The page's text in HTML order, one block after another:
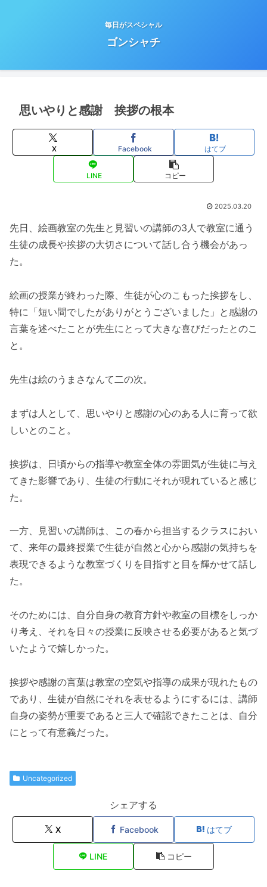
毎日がスペシャル
ゴンシャチ
思いやりと感謝 挨拶の根本
X Facebook はてブ
LINE コピー
2025.03.20
先日、絵画教室の先生と見習いの講師の3人で教室に通う
生徒の成長や挨拶の大切さについて話し合う機会があっ
た。
絵画の授業が終わった際、生徒が心のこもった挨拶をし、
特に「短い間でしたがありがとうございました」と感謝の
言葉を述べたことが先生にとって大きな喜びだったとのこ
と。
先生は絵のうまさなんて二の次。
まずは人として、思いやりと感謝の心のある人に育って欲
しいとのこと。
挨拶は、日頃からの指導や教室全体の雰囲気が生徒に与え
てきた影響であり、生徒の行動にそれが現れていると感じ
た。
一方、見習いの講師は、この春から担当するクラスにおい
て、来年の最終授業で生徒が自然と心から感謝の気持ちを
表現できるような教室づくりを目指すと目を輝かせて話し
た。
そのためには、自分自身の教育方針や教室の目標をしっか
り考え、それを日々の授業に反映させる必要があると気づ
いたようで嬉しかった。
挨拶や感謝の言葉は教室の空気や指導の成果が現れたもの
であり、生徒が自然にそれを表せるようにするには、講師
自身の姿勢が重要であると三人で確認できたことは、自分
にとって有意義だった。
Uncategorized
シェアする
X Facebook はてブ
LINE コピー